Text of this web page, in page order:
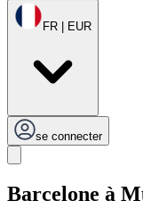
FR | EUR
se connecter
Barcelone à